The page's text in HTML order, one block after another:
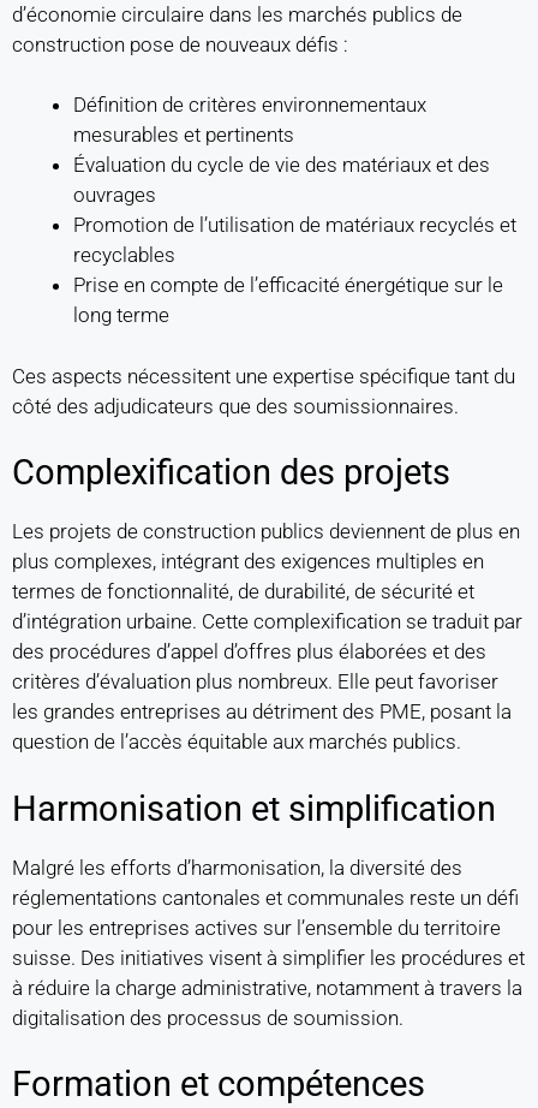
d’économie circulaire dans les marchés publics de
construction pose de nouveaux défis :
Définition de critères environnementaux
mesurables et pertinents
Évaluation du cycle de vie des matériaux et des
ouvrages
Promotion de l’utilisation de matériaux recyclés et
recyclables
Prise en compte de l’efficacité énergétique sur le
long terme
Ces aspects nécessitent une expertise spécifique tant du
côté des adjudicateurs que des soumissionnaires.
Complexification des projets
Les projets de construction publics deviennent de plus en
plus complexes, intégrant des exigences multiples en
termes de fonctionnalité, de durabilité, de sécurité et
d’intégration urbaine. Cette complexification se traduit par
des procédures d’appel d’offres plus élaborées et des
critères d’évaluation plus nombreux. Elle peut favoriser
les grandes entreprises au détriment des PME, posant la
question de l’accès équitable aux marchés publics.
Harmonisation et simplification
Malgré les efforts d’harmonisation, la diversité des
réglementations cantonales et communales reste un défi
pour les entreprises actives sur l’ensemble du territoire
suisse. Des initiatives visent à simplifier les procédures et
à réduire la charge administrative, notamment à travers la
digitalisation des processus de soumission.
Formation et compétences